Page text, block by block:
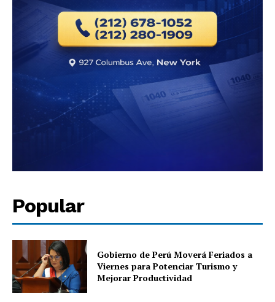
Popular
Gobierno de Perú Moverá Feriados a
Viernes para Potenciar Turismo y
Mejorar Productividad